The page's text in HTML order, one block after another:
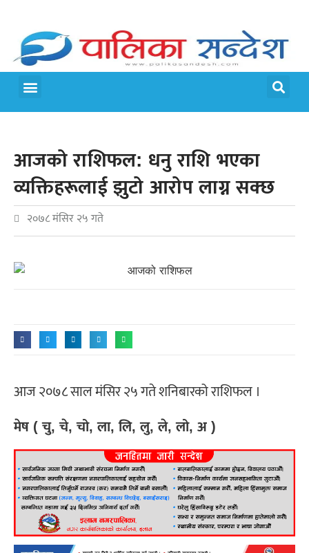
आजको राशिफल: धनु राशि भएका
व्यक्तिहरूलाई झुटो आरोप लाग्न सक्छ
२०७८ मंसिर २५ गते
आज २०७८ साल मंसिर २५ गते शनिबारको राशिफल ।
मेष ( चु, चे, चो, ला, लि, लु, ले, लो, अ )